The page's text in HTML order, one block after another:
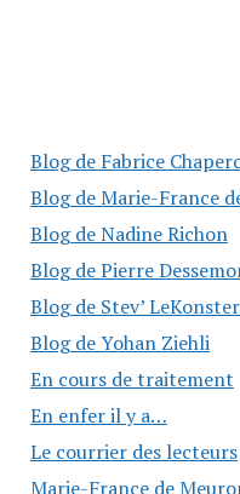
Blog de Fabrice
Blog de Marie-France
Blog de Nadine Richon
Blog de Pierre
Blog de Stev’
Blog de Yohan Ziehli
En cours de traitement
En enfer il y a…
Le courrier des lecteurs
Marie-France de